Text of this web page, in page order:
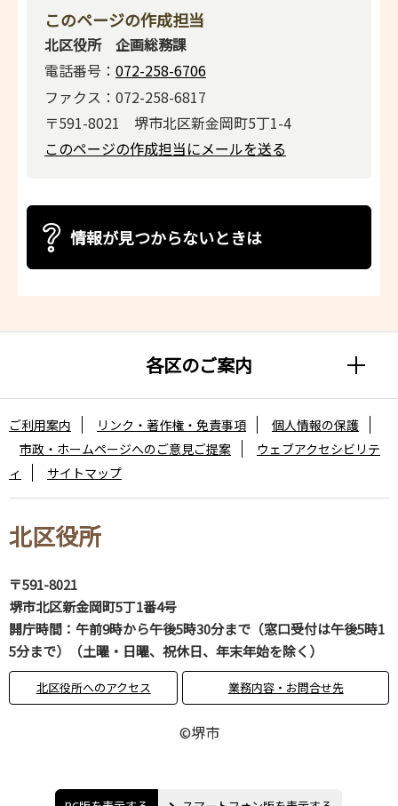
このページの作成担当
北区役所 企画総務課
電話番号： 072-258-6706
ファクス：072-258-6817
〒591-8021 堺市北区新金岡町5丁1-4
このページの作成担当にメールを送る
情報が見つからないときは
各区のご案内
北区役所
〒591-8021
堺市北区新金岡町5丁1番4号
開庁時間：午前9時から午後5時30分まで（窓口受付は午後5時1
5分まで）（土曜・日曜、祝休日、年末年始を除く）
北区役所へのアクセス 業務内容・お問合せ先
ご利用案内 リンク・著作権・免責事項
個人情報の保護
市政・ホームページへのご意見ご提案
ウェブアクセシビリテ
ィ
サイトマップ
©堺市